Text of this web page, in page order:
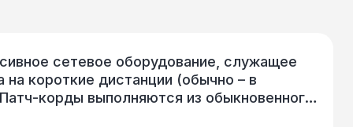
сетевое оборудование, служащее
на короткие дистанции (обычно – в
корды выполняются из обыкновенного